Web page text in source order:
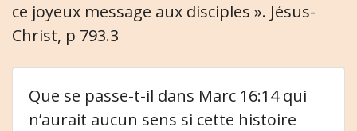
ce joyeux message aux disciples ». Jésus-
Christ, p 793.3
Que se passe-t-il dans Marc 16:14 qui
n’aurait aucun sens si cette histoire